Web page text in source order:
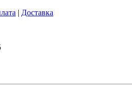
| Доставка